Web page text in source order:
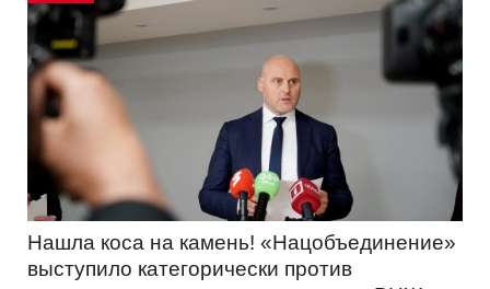
Нашла коса на камень! «Нацобъединение»
выступило категорически против